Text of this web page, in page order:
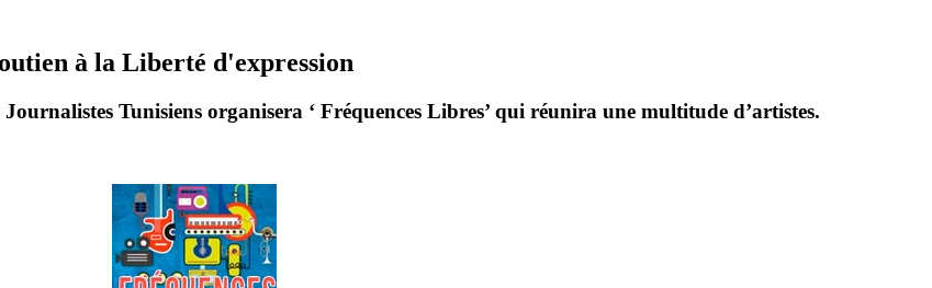
à la Liberté d'expression
Tunisiens organisera ‘ Fréquences Libres’ qui réunira une multitude d’artistes.